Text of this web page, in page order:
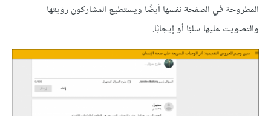
المطروحة في الصفحة نفسها أيضًا ويستطيع المشاركون رؤيتها
والتصويت عليها سلبًا أو إيجابًا.